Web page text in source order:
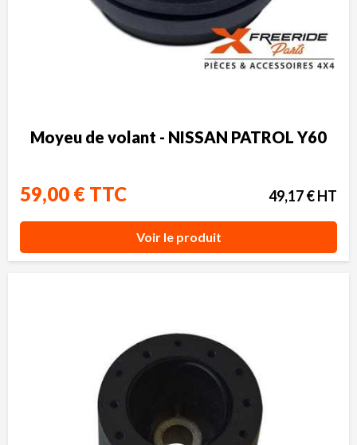
Moyeu de volant - NISSAN PATROL Y60
59,00 € TTC 49,17 € HT
Voir le produit